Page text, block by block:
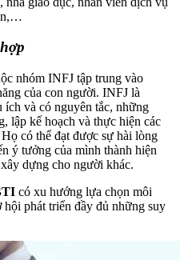
nhóm INFJ tập trung vào
của con người. INFJ là
và có nguyên tắc, những
lập kế hoạch và thực hiện các
có thể đạt được sự hài lòng
ý tưởng của mình thành hiện
dựng cho người khác.
có xu hướng lựa chọn môi
phát triển đầy đủ những suy